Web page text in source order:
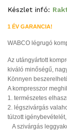
Készlet infó:
1 ÉV GARANCIA!
WABCO légrugó
Az utángyártott
kiváló minőségű,
Könnyen
A kompresszor
1. természetes
2. légszivárgás
túlzott
A szivárgás